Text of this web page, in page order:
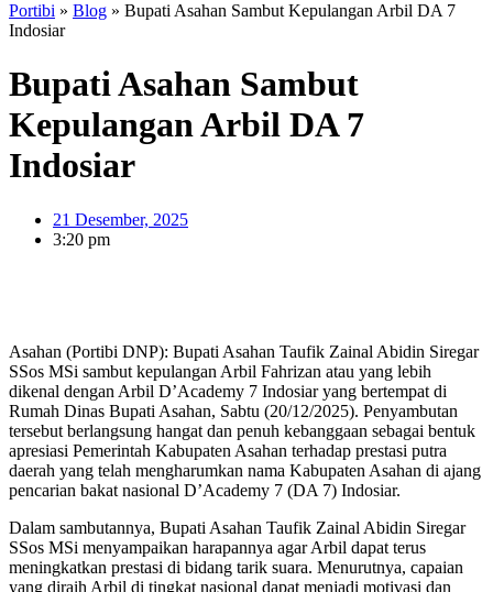
Portibi » Blog » Bupati Asahan Sambut Kepulangan Arbil DA 7
Indosiar
Bupati Asahan Sambut
Kepulangan Arbil DA 7
Indosiar
21 Desember, 2025
3:20 pm
Asahan (Portibi DNP): Bupati Asahan Taufik Zainal Abidin Siregar
SSos MSi sambut kepulangan Arbil Fahrizan atau yang lebih
dikenal dengan Arbil D’Academy 7 Indosiar yang bertempat di
Rumah Dinas Bupati Asahan, Sabtu (20/12/2025). Penyambutan
tersebut berlangsung hangat dan penuh kebanggaan sebagai bentuk
apresiasi Pemerintah Kabupaten Asahan terhadap prestasi putra
daerah yang telah mengharumkan nama Kabupaten Asahan di ajang
pencarian bakat nasional D’Academy 7 (DA 7) Indosiar.
Dalam sambutannya, Bupati Asahan Taufik Zainal Abidin Siregar
SSos MSi menyampaikan harapannya agar Arbil dapat terus
meningkatkan prestasi di bidang tarik suara. Menurutnya, capaian
yang diraih Arbil di tingkat nasional dapat menjadi motivasi dan